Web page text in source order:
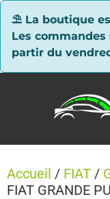
⛱ La boutique
Les
partir du
Accueil / FIAT /
FIAT GRANDE
Panneau de